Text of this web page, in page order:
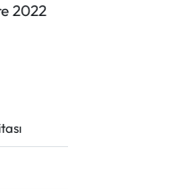
2022